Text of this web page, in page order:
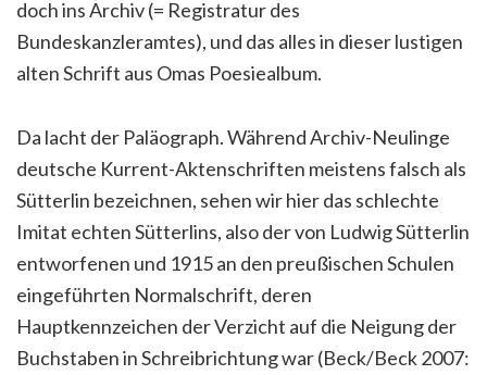
doch ins Archiv (= Registratur des
Bundeskanzleramtes), und das alles in dieser lustigen
alten Schrift aus Omas Poesiealbum.
Da lacht der Paläograph. Während Archiv-Neulinge
deutsche Kurrent-Aktenschriften meistens falsch als
Sütterlin bezeichnen, sehen wir hier das schlechte
Imitat echten Sütterlins, also der von Ludwig Sütterlin
entworfenen und 1915 an den preußischen Schulen
eingeführten Normalschrift, deren
Hauptkennzeichen der Verzicht auf die Neigung der
Buchstaben in Schreibrichtung war (Beck/Beck 2007: